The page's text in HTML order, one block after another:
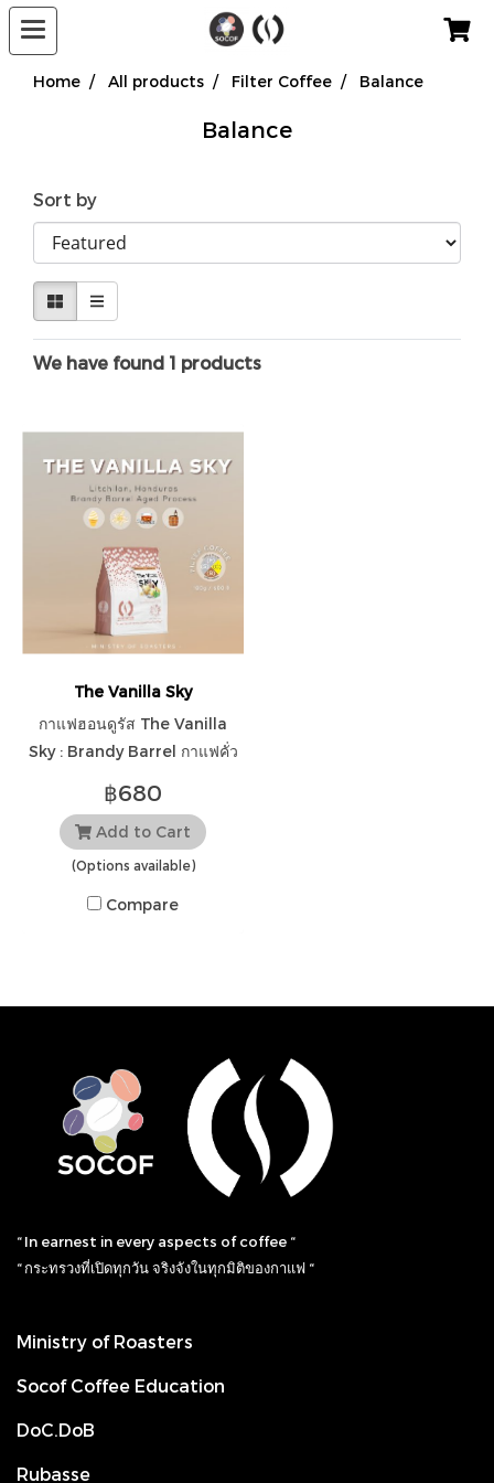
Home All products Filter Coffee Balance
Balance
Sort by
We have found 1 products
The Vanilla Sky
กาแฟฮอนดูรัส The Vanilla
Sky : Brandy Barrel กาแฟคั่ว
บัตเตอร์สก็อต
฿680
Add to Cart
(Options available)
Compare
“ In earnest in every aspects of coffee “
“ กระทรวงที่เปิดทุกวัน จริงจังในทุกมิติของกาแฟ “
Ministry of Roasters
Socof Coffee Education
DoC.DoB
Rubasse